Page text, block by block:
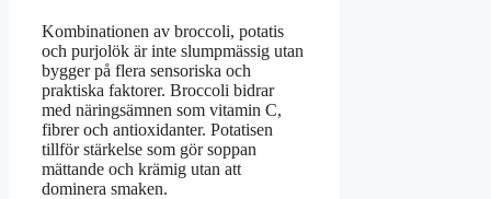
Kombinationen av broccoli, potatis
och purjolök är inte slumpmässig utan
bygger på flera sensoriska och
praktiska faktorer. Broccoli bidrar
med näringsämnen som vitamin C,
fibrer och antioxidanter. Potatisen
tillför stärkelse som gör soppan
mättande och krämig utan att
dominera smaken.